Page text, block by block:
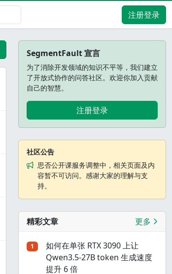
注册登录
SegmentFault 宣言
为了消除开发领域的知识不平等，我们建立
了开放式协作的问答社区。欢迎你加入贡献
自己的智慧。
注册登录
社区公告
思否公开课服务调整中，相关页面及内
容暂不可访问。感谢大家的理解与支
持。
精彩文章 更多
1
如何在单张 RTX 3090 上让
Qwen3.5-27B token 生成速度
提升 6 倍